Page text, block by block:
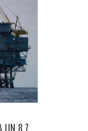
UN 8,7